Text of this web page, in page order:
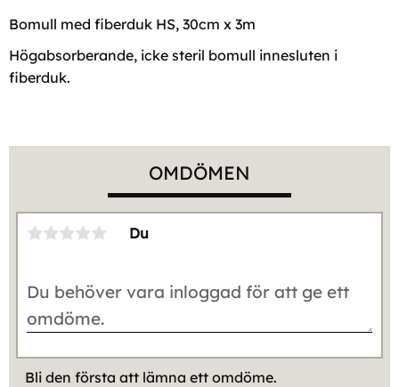
Bomull med fiberduk HS, 30cm x 3m
Högabsorberande, icke steril bomull innesluten i
fiberduk.
OMDÖMEN
Du
Bli den första att lämna ett omdöme.